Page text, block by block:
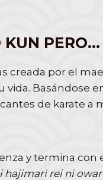
KUN
creada por el
Basándose
de karate
y termina con
hajimari rei ni